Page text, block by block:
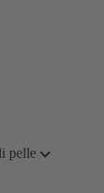
pelle